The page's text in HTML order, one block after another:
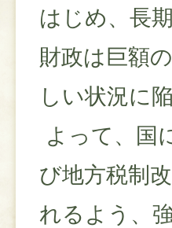
はじめ、長
財政は巨額
しい状況に
よって、国
び地方税制
れるよう、